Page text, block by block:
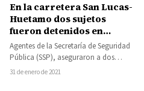
En la carretera San Lucas-
Huetamo dos sujetos
fueron detenidos en
camioneta de lujo con un
arma y cartuchos útiles
Agentes de la Secretaría de Seguridad
Pública (SSP), aseguraron a dos
personas del sexo masculino que
31 de enero de 2021